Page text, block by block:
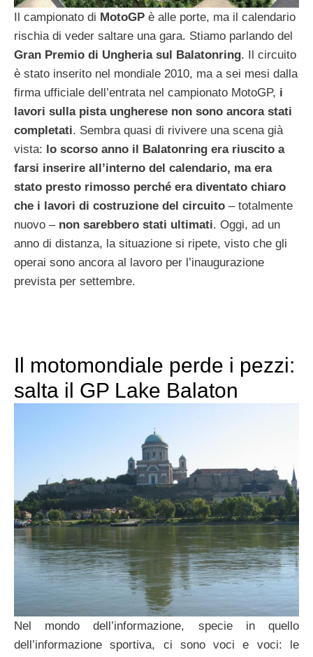
Il campionato di MotoGP è alle porte, ma il calendario
rischia di veder saltare una gara. Stiamo parlando del
Gran Premio di Ungheria sul Balatonring. Il circuito
è stato inserito nel mondiale 2010, ma a sei mesi dalla
firma ufficiale dell’entrata nel campionato MotoGP, i
lavori sulla pista ungherese non sono ancora stati
completati. Sembra quasi di rivivere una scena già
vista: lo scorso anno il Balatonring era riuscito a
farsi inserire all’interno del calendario, ma era
stato presto rimosso perché era diventato chiaro
che i lavori di costruzione del circuito – totalmente
nuovo – non sarebbero stati ultimati. Oggi, ad un
anno di distanza, la situazione si ripete, visto che gli
operai sono ancora al lavoro per l’inaugurazione
prevista per settembre.
Il motomondiale perde i pezzi:
salta il GP Lake Balaton
Nel mondo dell’informazione, specie in quello
dell’informazione sportiva, ci sono voci e voci: le